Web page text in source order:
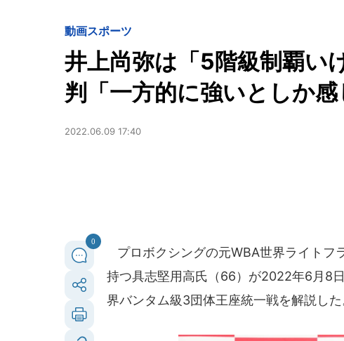
動画スポーツ
井上尚弥は「5階級制覇
判「一方的に強いとしか感
2022.06.09 17:40
0
プロボクシングの元WBA世界ライトフ
持つ具志堅用高氏（66）が2022年6月8
界バンタム級3団体王座統一戦を解説した